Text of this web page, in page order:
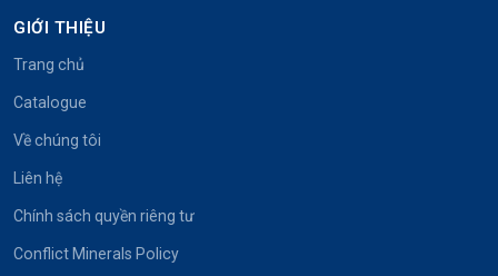
GIỚI THIỆU
Trang chủ
Catalogue
Về chúng tôi
Liên hệ
Chính sách quyền riêng tư
Conflict Minerals Policy